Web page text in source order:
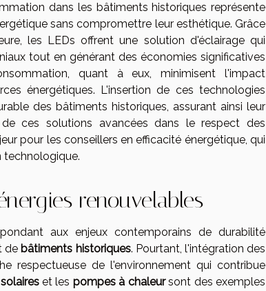
dans les bâtiments historiques représente
sans compromettre leur esthétique. Grâce
les LEDs offrent une solution d'éclairage qui
tout en générant des économies significatives
quant à eux, minimisent l'impact
énergétiques. L'insertion de ces technologies
des bâtiments historiques, assurant ainsi leur
ces solutions avancées dans le respect des
pour les conseillers en efficacité énergétique, qui
technologique.
renouvelables
aux enjeux contemporains de durabilité
de bâtiments historiques. Pourtant, l'intégration des
respectueuse de l'environnement qui contribue
et les pompes à chaleursont des exemples